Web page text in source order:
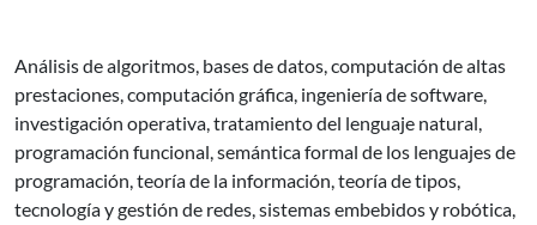
Análisis de algoritmos, bases de datos, computación de altas
prestaciones, computación gráfica, ingeniería de software,
investigación operativa, tratamiento del lenguaje natural,
programación funcional, semántica formal de los lenguajes de
programación, teoría de la información, teoría de tipos,
tecnología y gestión de redes, sistemas embebidos y robótica,